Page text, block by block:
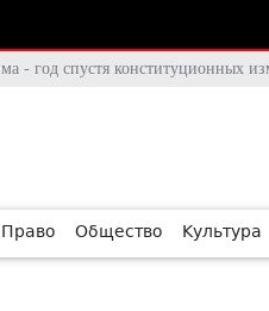
- год спустя конституционных
Право Общество Культура